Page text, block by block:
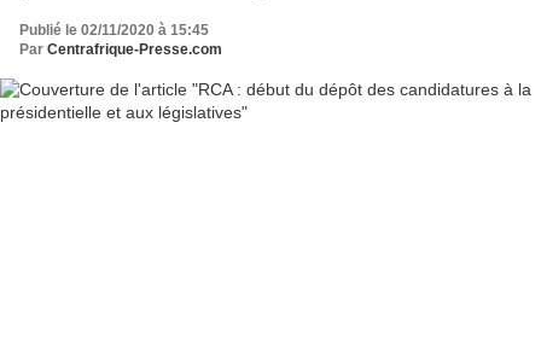
Publié le 02/11/2020 à 15:45
Par Centrafrique-Presse.com